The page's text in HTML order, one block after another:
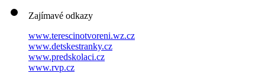
Zajímavé odkazy
www.terescinotvoreni.wz.cz
www.detskestranky.cz
www.predskolaci.cz
www.rvp.cz